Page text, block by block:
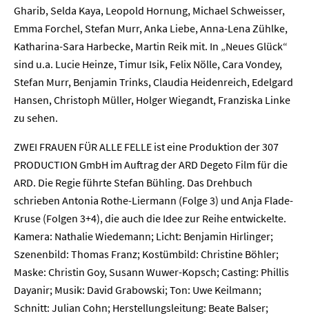
Gharib, Selda Kaya, Leopold Hornung, Michael Schweisser,
Emma Forchel, Stefan Murr, Anka Liebe, Anna-Lena Zühlke,
Katharina-Sara Harbecke, Martin Reik mit. In „Neues Glück“
sind u.a. Lucie Heinze, Timur Isik, Felix Nölle, Cara Vondey,
Stefan Murr, Benjamin Trinks, Claudia Heidenreich, Edelgard
Hansen, Christoph Müller, Holger Wiegandt, Franziska Linke
zu sehen.
ZWEI FRAUEN FÜR ALLE FELLE ist eine Produktion der 307
PRODUCTION GmbH im Auftrag der ARD Degeto Film für die
ARD. Die Regie führte Stefan Bühling. Das Drehbuch
schrieben Antonia Rothe-Liermann (Folge 3) und Anja Flade-
Kruse (Folgen 3+4), die auch die Idee zur Reihe entwickelte.
Kamera: Nathalie Wiedemann; Licht: Benjamin Hirlinger;
Szenenbild: Thomas Franz; Kostümbild: Christine Böhler;
Maske: Christin Goy, Susann Wuwer-Kopsch; Casting: Phillis
Dayanir; Musik: David Grabowski; Ton: Uwe Keilmann;
Schnitt: Julian Cohn; Herstellungsleitung: Beate Balser;